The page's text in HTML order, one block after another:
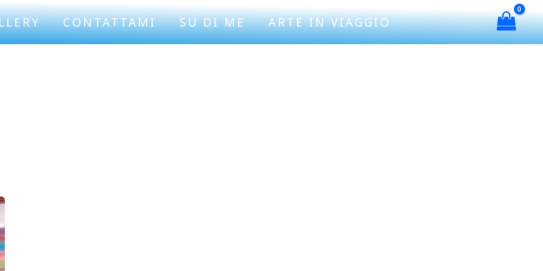
CONTATTAMI SU DI ME ARTE IN VIAGGIO